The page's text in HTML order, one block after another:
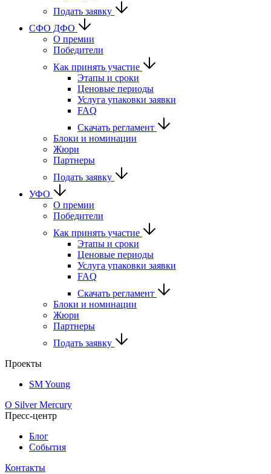
Подать заявку
CФО ДФО
О премии
Победители
Как принять участие
Этапы и сроки
Ценовые периоды
Услуга упаковки заявки
FAQ
Скачать регламент
Блоки и номинации
Жюри
Партнеры
Подать заявку
УФО
О премии
Победители
Как принять участие
Этапы и сроки
Ценовые периоды
Услуга упаковки заявки
FAQ
Скачать регламент
Блоки и номинации
Жюри
Партнеры
Подать заявку
Проекты
SM Young
О Silver Mercury
Пресс-центр
Блог
События
Контакты